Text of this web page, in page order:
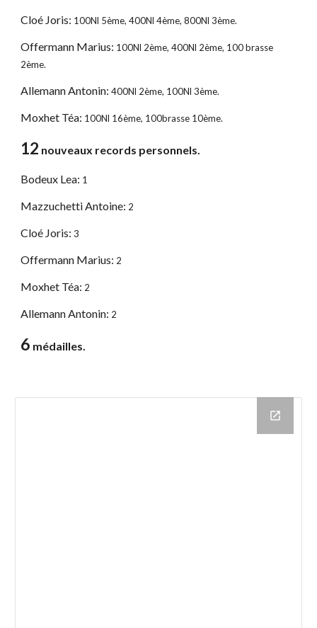
Cloé Joris: 100Nl 5ème, 400Nl 4ème, 800Nl 3ème.
Offermann Marius: 100Nl 2ème, 400Nl 2ème, 100 brasse
2ème.
Allemann Antonin: 400Nl 2ème, 100Nl 3ème.
Moxhet Téa: 100Nl 16ème, 100brasse 10ème.
12 nouveaux records personnels.
Bodeux Lea: 1
Mazzuchetti Antoine: 2
Cloé Joris:3
Offermann Marius: 2
Moxhet Téa: 2
Allemann Antonin: 2
6 médailles.